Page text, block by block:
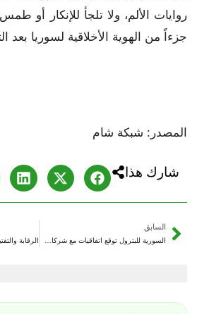
روايات الألم، ولا تلجأ للإنكار أو
جزءاً من الهوية الأخلاقية لسوريا بعد
المصدر: شبكة شام
شارك هذا
السابق